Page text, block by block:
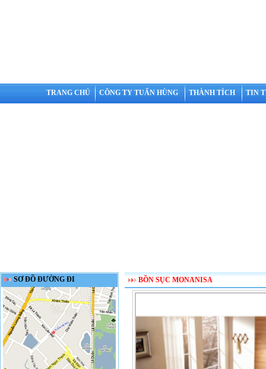
TRANG CHỦ CÔNG TY TUẤN HÙNG THÀNH TÍCH TIN
SƠ ĐỒ ĐƯỜNG ĐI BỒN SỤC MONANISA